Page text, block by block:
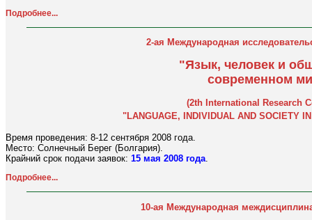
Подробнее...
2-ая Международная
"Язык, человек и
современном
(2th International Research
"LANGUAGE, INDIVIDUAL AND SOCIETY
Время проведения: 8-12 сентября 2008 года.
Место: Солнечный Берег (Болгария).
Крайний срок подачи заявок: 15 мая 2008 года
Подробнее...
10-ая Международная